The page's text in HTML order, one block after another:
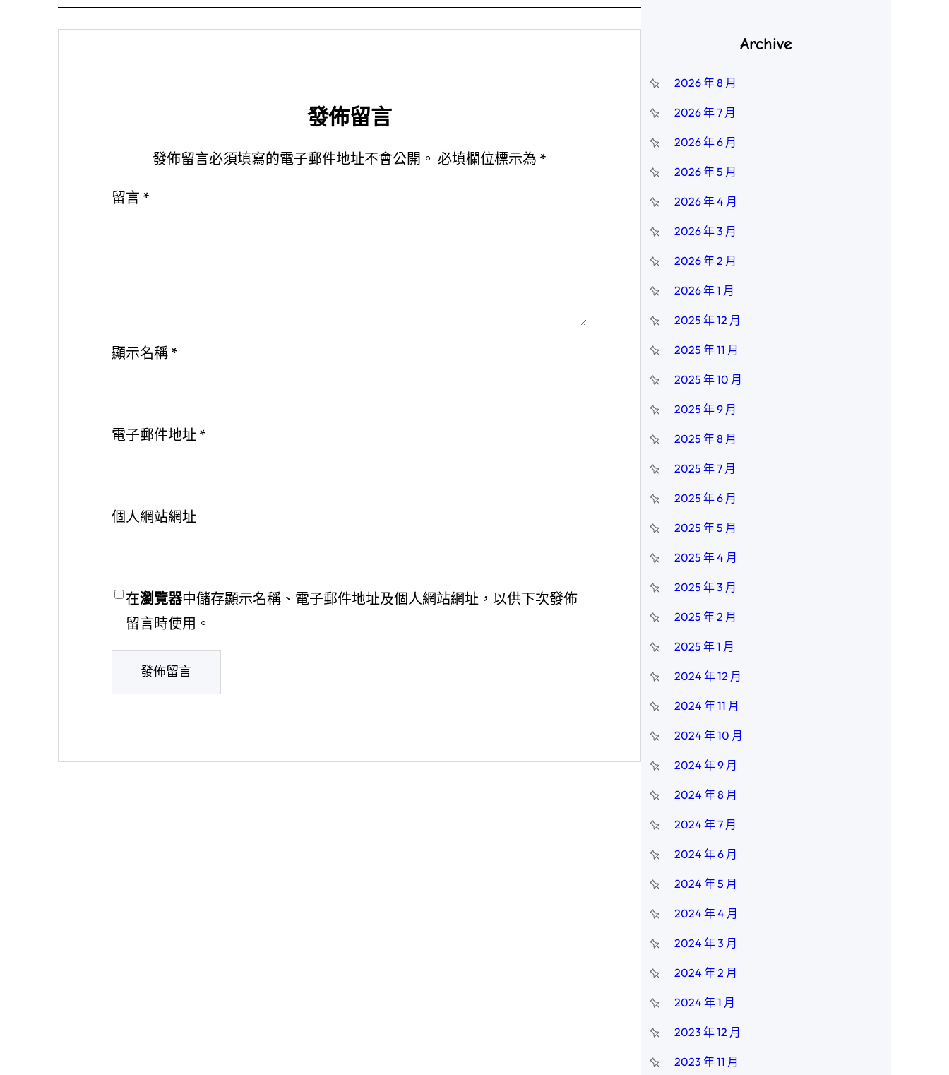
發佈留言
發佈留言必須填寫的電子郵件地址不會公開。 必填欄位標示為 *
留言 *
顯示名稱 *
電子郵件地址 *
個人網站網址
在瀏覽器中儲存顯示名稱、電子郵件地址及個人網站網址，以供下次發佈
留言時使用。
Archive
2026 年 8 月
2026 年 7 月
2026 年 6 月
2026 年 5 月
2026 年 4 月
2026 年 3 月
2026 年 2 月
2026 年 1 月
2025 年 12 月
2025 年 11 月
2025 年 10 月
2025 年 9 月
2025 年 8 月
2025 年 7 月
2025 年 6 月
2025 年 5 月
2025 年 4 月
2025 年 3 月
2025 年 2 月
2025 年 1 月
2024 年 12 月
2024 年 11 月
2024 年 10 月
2024 年 9 月
2024 年 8 月
2024 年 7 月
2024 年 6 月
2024 年 5 月
2024 年 4 月
2024 年 3 月
2024 年 2 月
2024 年 1 月
2023 年 12 月
2023 年 11 月